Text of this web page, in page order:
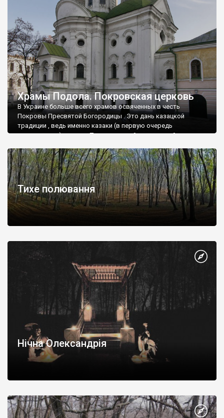
Храмы Подола. Покровская церковь
В Украине больше всего храмов освяченных в честь
Покровы Пресвятой Богородицы . Это дань казацкой
традиции , ведь именно казаки (в первую очередь
запорожские) считали Покрову своей заступницей .
Тихе полювання
Нічна Олександрія